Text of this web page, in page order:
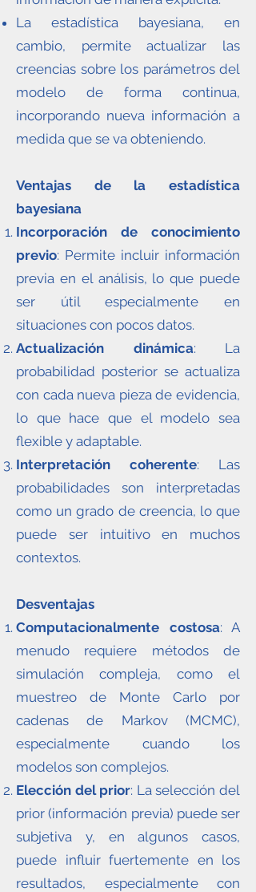
La estadística bayesiana, en
cambio, permite actualizar las
creencias sobre los parámetros del
modelo de forma continua,
incorporando nueva información a
medida que se va obteniendo.
Ventajas de la estadística
bayesiana
Incorporación de conocimiento
previo: Permite incluir información
previa en el análisis, lo que puede
ser útil especialmente en
situaciones con pocos datos.
Actualización dinámica: La
probabilidad posterior se actualiza
con cada nueva pieza de evidencia,
lo que hace que el modelo sea
flexible y adaptable.
Interpretación coherente: Las
probabilidades son interpretadas
como un grado de creencia, lo que
puede ser intuitivo en muchos
contextos.
Desventajas
Computacionalmente costosa: A
menudo requiere métodos de
simulación compleja, como el
muestreo de Monte Carlo por
cadenas de Markov (MCMC),
especialmente cuando los
modelos son complejos.
Elección del prior: La selección del
prior (información previa) puede ser
subjetiva y, en algunos casos,
puede influir fuertemente en los
resultados, especialmente con